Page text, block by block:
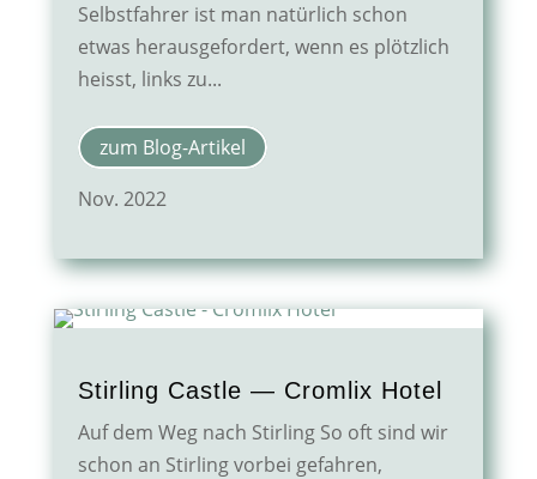
Selbstfahrer ist man natürlich schon
etwas herausgefordert, wenn es plötzlich
heisst, links zu...
zum Blog-Artikel
Nov. 2022
Stirling Castle — Cromlix Hotel
Auf dem Weg nach Stirling So oft sind wir
schon an Stirling vorbei gefahren,